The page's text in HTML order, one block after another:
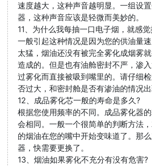
速度越大，这种声音越明显。一组设
器，这种声音应该是轻微而美妙的。
11、为什么我每抽一口电子烟，就感
一般引起这种情况是因为您的供油量
太猛，烟油还没有被完全雾化成烟雾
造成的。但是也有油舱密封不严，渗
过雾化而直接被吸到嘴里的。请仔细
否过大，和密封舱是否有渗油的情况出
12、成品雾化芯一般的寿命是多久?
根据您使用频率的不同。成品雾化器
会相同。一般一个很简单的判断方法
的烟油在您的嘴中开始变味道了。那
器，快需要更换了。
13、烟油如果雾化不充分有没有危害?